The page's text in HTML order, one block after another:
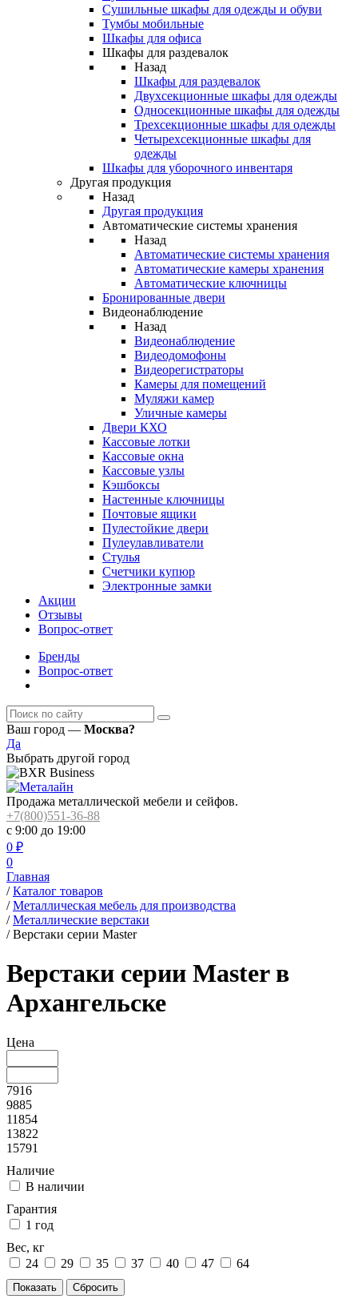
Сушильные шкафы для одежды и обуви
Тумбы мобильные
Шкафы для офиса
Шкафы для раздевалок
Назад
Шкафы для раздевалок
Двухсекционные шкафы для одежды
Односекционные шкафы для одежды
Трехсекционные шкафы для одежды
Четырехсекционные шкафы для
одежды
Шкафы для уборочного инвентаря
Другая продукция
Назад
Другая продукция
Автоматические системы хранения
Назад
Автоматические системы хранения
Автоматические камеры хранения
Автоматические ключницы
Бронированные двери
Видеонаблюдение
Назад
Видеонаблюдение
Видеодомофоны
Видеорегистраторы
Камеры для помещений
Муляжи камер
Уличные камеры
Двери КХО
Кассовые лотки
Кассовые окна
Кассовые узлы
Кэшбоксы
Настенные ключницы
Почтовые ящики
Пулестойкие двери
Пулеулавливатели
Стулья
Счетчики купюр
Электронные замки
Акции
Отзывы
Вопрос-ответ
Бренды
Вопрос-ответ
Ваш город — Москва?
Да
Выбрать другой город
Продажа металлической мебели и сейфов.
+7(800)551-36-88
с 9:00 до 19:00
0 ₽
0
Главная
/ Каталог товаров
/ Металлическая мебель для производства
/ Металлические верстаки
/ Верстаки серии Master
Верстаки серии Master в
Архангельске
Цена
7916
9885
11854
13822
15791
Наличие
В наличии
Гарантия
1 год
Вес, кг
24
29 35 37 40 47 64